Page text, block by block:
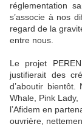
réglementation
s’associe à nos
regard de la
entre nous.
Le projet
justifierait des
d’aboutir
Whale, Pink Lady,
l’Afidem en
ouvrière,